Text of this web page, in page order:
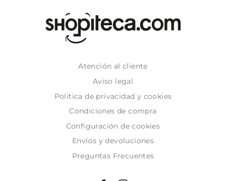
Atención al cliente
Aviso legal
Politica de privacidad y cookies
Condiciones de compra
Configuración de cookies
Envíos y devoluciones
Preguntas Frecuentes